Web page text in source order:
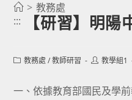
> 教務處
:::
【研習】明
Post教務處 / 教師研習
Post教學組1
一、依據教育部國民及學